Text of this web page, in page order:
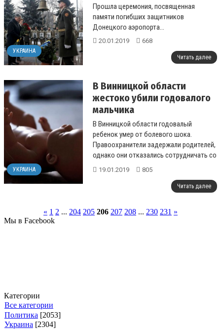
УКРАИНА
Прошла церемония, посвященная
памяти погибших защитников
Донецкого аэропорта...
20.01.2019 668
Читать далее
УКРАИНА
В Винницкой области
жестоко убили годовалого
мальчика
В Винницкой области годовалый
ребенок умер от болевого шока.
Правоохранители задержали родителей,
однако они отказались сотрудничать со
следствием и ничего не говорят....
19.01.2019 805
Читать далее
« 1 2 ... 204 205 206 207 208 ... 230 231 »
Мы в Facebook
Категории
Все категории
Политика [2053]
Украина [2304]